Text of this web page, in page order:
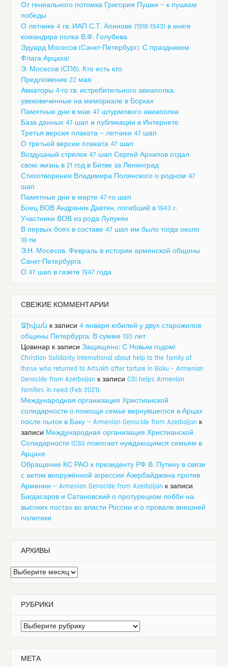
От гениального потомка Григория Пушки — к пушкам
победы
О летчике 4 гв. ИАП С.Т. Апинове (1918-1943) в книге
командира полка В.Ф. Голубева
Эдуард Мосесов (Санкт-Петербург). С праздником
Флага Арцаха!
Э. Мосесов (СПб). Кто есть кто
Предложение 22 мая
Авиаторы 4-го гв. истребительного авиаполка,
увековеченные на мемориале в Борках
Памятные дни в мае 47 штурмового авиаполка
База данных 47 шап и публикации в Интернете
Третья версия плаката — летчики 47 шап
О третьей версии плаката 47 шап
Воздушный стрелок 47 шап Сергей Архипов отдал
свою жизнь в 21 год в Битве за Ленинград
Стихотворения Владимира Полянского о родном 47
шап
Памятные дни в марте 47-го шап
Боец ВОВ Андраник Давтян, погибший в 1943 г.
Участники ВОВ из рода Лулукян
В первых боях в составе 47 шап им было тогда около
18-ти
Э.Н. Мосесов. Февраль в истории армянской общины
Санкт-Петербурга
О 47 шап в газете 1947 года
СВЕЖИЕ КОММЕНТАРИИ
Ջիվան к записи 4 января юбилей у двух старожилов
общины Петербурга. В сумме 130 лет
Цовинар к записи Защищено: С Новым годом!
Christian Solidarity International about help to the family of
those who returned to Artsakh after torture in Baku – Armenian
Genocide from Azerbaijan к записи CSI helps Armenian
families in need (Feb 2021)
Международная организация Христианской
солидарности о помощи семье вернувшегося в Арцах
после пыток в Баку — Armenian Genocide from Azerbaijan к
записи Международная организация Христианской
Солидарности (CSI) помогает нуждающимся семьям в
Арцахе
Обращение КС РАО к президенту РФ В. Путину в связи
с актом вооружённой агрессии Азербайджана против
Армении — Armenian Genocide from Azerbaijan к записи
Багдасаров и Сатановский о протурецком лобби на
высоких постах во власти России и о провале внешней
политики
АРХИВЫ
Архивы
РУБРИКИ
Рубрики
МЕТА